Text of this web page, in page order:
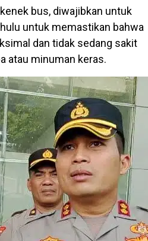
bus, diwajibkan untuk
untuk memastikan bahwa
dan tidak sedang sakit
atau minuman keras.